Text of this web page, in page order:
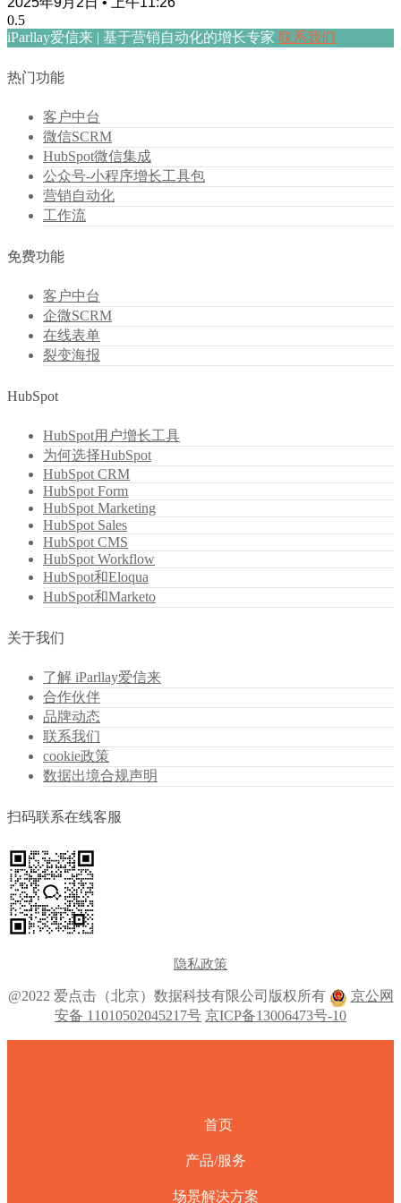
iParllay爱信来 | 基于营销自动化的增长专家 联系我们
热门功能
客户中台
微信SCRM
HubSpot微信集成
公众号-小程序增长工具包
营销自动化
工作流
免费功能
客户中台
企微SCRM
在线表单
裂变海报
HubSpot
HubSpot用户增长工具
为何选择HubSpot
HubSpot CRM
HubSpot Form
HubSpot Marketing
HubSpot Sales
HubSpot CMS
HubSpot Workflow
HubSpot和Eloqua
HubSpot和Marketo
关于我们
了解 iParllay爱信来
合作伙伴
品牌动态
联系我们
cookie政策
数据出境合规声明
扫码联系在线客服
隐私政策
@2022 爱点击（北京）数据科技有限公司版权所有
京公网
安备 11010502045217号 京ICP备13006473号-10
首页
产品/服务
场景解决方案